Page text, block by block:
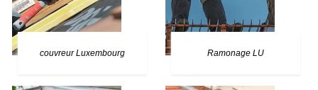
couvreur Luxembourg Ramonage LU